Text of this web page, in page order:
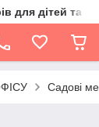
для дітей та їх
Садові